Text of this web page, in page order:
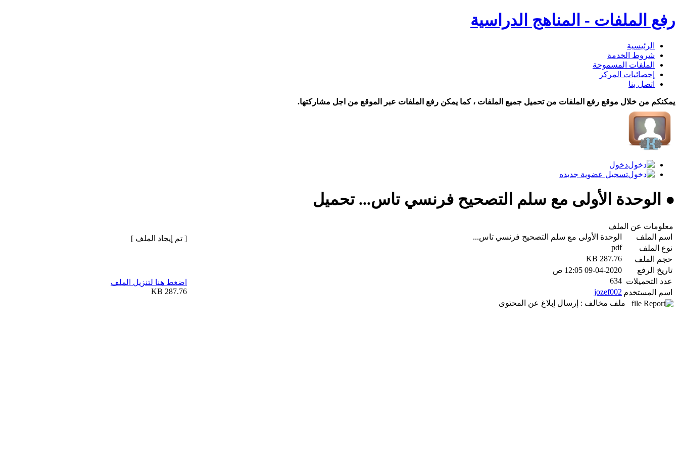
رفع الملفات - المناهج الدراسية
الرئيسية
شروط الخدمة
الملفات المسموحة
إحصائيات المركز
اتصل بنا
يمكنكم من خلال موقع رفع الملفات من تحميل جميع الملفات ، كما يمكن رفع الملفات عبر الموقع من اجل مشاركتها.
دخول
تسجيل عضوية جديده
● الوحدة الأولى مع سلم التصحيح فرنسي تاس... تحميل
معلومات عن الملف
اسم الملف
الوحدة الأولى مع سلم التصحيح فرنسي تاس...
نوع الملف
pdf
حجم الملف
287.76 KB
تاريخ الرفع
09-04-2020 12:05 ص
عدد التحميلات 634
اسم المستخدم jozef002
ملف مخالف : إرسال إبلاغ عن المحتوى
[ تم إيجاد الملف ]
اضغط هنا لتنزيل الملف
287.76 KB